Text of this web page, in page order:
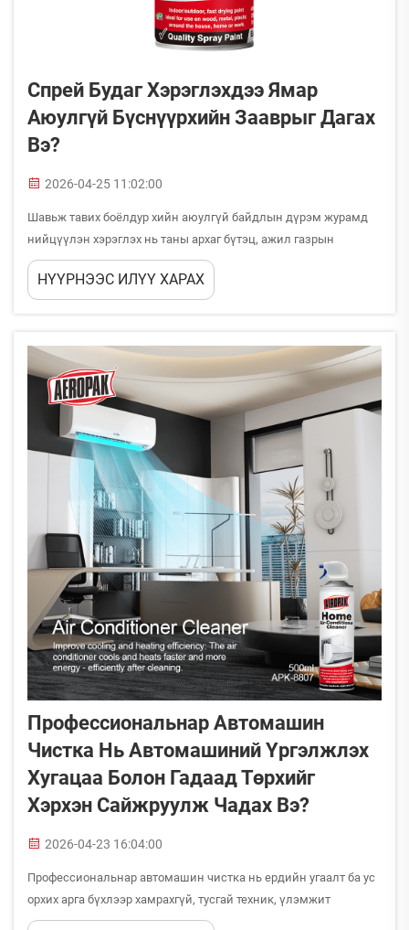
Спрей Будаг Хэрэглэхдээ Ямар
Аюулгүй Бүснүүрхийн Зааврыг Дагах
Вэ?
2026-04-25 11:02:00
Шавьж тавих боёлдур хийн аюулгүй байдлын дүрэм журамд
нийцүүлэн хэрэглэх нь таны архаг бүтэц, ажил газрын
аюулгүй байдлыг хамгаалахад онцгой чухал. Таны автомашин
хийн дахин будаглах, үйлдвэрлэлийн гадаад будаглах төслийн
хүртэл хүнд аюулгүй байдлын асуудлуудыг саархуулж буй...
НҮҮРНЭЭС ИЛҮҮ ХАРАХ
Профессиональнар Автомашин
Чистка Нь Автомашиний Үргэлжлэх
Хугацаа Болон Гадаад Төрхийг
Хэрхэн Сайжруулж Чадах Вэ?
2026-04-23 16:04:00
Профессиональнар автомашин чистка нь ердийн угаалт ба ус
орхих арга бүхлээр хамрахгүй, тусгай техник, үлэмжит
бүтээдүүд болон системт арга зүйсүүдийг ашиглан